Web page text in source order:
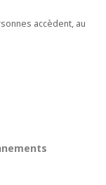
accèdent, au